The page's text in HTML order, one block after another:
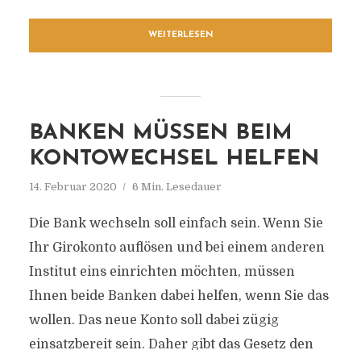
WEITERLESEN
BANKEN MÜSSEN BEIM
KONTOWECHSEL HELFEN
14. Februar 2020 6 Min. Lesedauer
Die Bank wechseln soll einfach sein. Wenn Sie
Ihr Girokonto auflösen und bei einem anderen
Institut eins einrichten möchten, müssen
Ihnen beide Banken dabei helfen, wenn Sie das
wollen. Das neue Konto soll dabei zügig
einsatzbereit sein. Daher gibt das Gesetz den